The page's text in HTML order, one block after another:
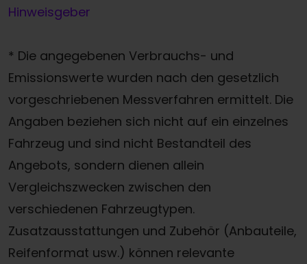
Hinweisgeber
* Die angegebenen Verbrauchs- und
Emissionswerte wurden nach den gesetzlich
vorgeschriebenen Messverfahren ermittelt. Die
Angaben beziehen sich nicht auf ein einzelnes
Fahrzeug und sind nicht Bestandteil des
Angebots, sondern dienen allein
Vergleichszwecken zwischen den
verschiedenen Fahrzeugtypen.
Zusatzausstattungen und Zubehör (Anbauteile,
Reifenformat usw.) können relevante